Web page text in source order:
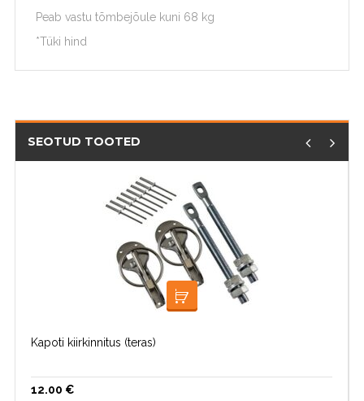
Peab vastu tõmbejõule kuni 68 kg
*Tüki hind
SEOTUD TOOTED
LOE EDASI
Kapoti kiirkinnitus (teras)
12.00 €